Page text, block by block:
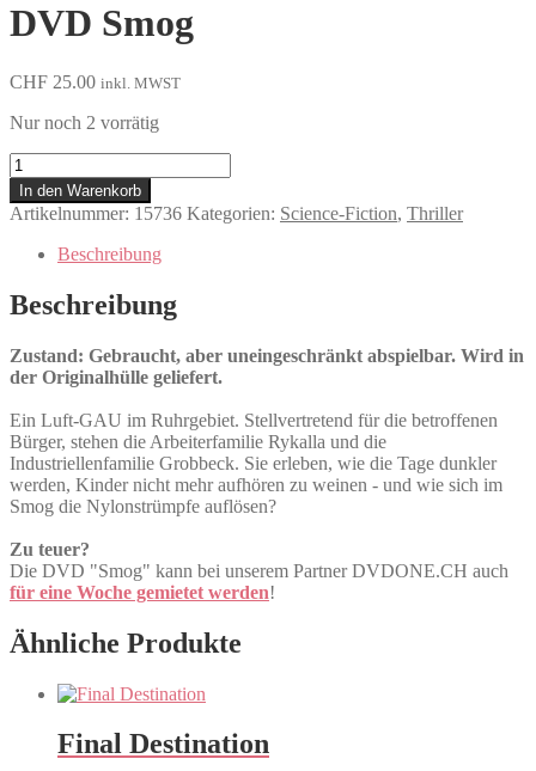
DVD Smog
CHF 25.00 inkl. MWST
Nur noch 2 vorrätig
Smog
Menge
In den Warenkorb
Artikelnummer: 15736 Kategorien: Science-Fiction, Thriller
Beschreibung
Beschreibung
Zustand: Gebraucht, aber uneingeschränkt abspielbar. Wird in
der Originalhülle geliefert.
Ein Luft-GAU im Ruhrgebiet. Stellvertretend für die betroffenen
Bürger, stehen die Arbeiterfamilie Rykalla und die
Industriellenfamilie Grobbeck. Sie erleben, wie die Tage dunkler
werden, Kinder nicht mehr aufhören zu weinen - und wie sich im
Smog die Nylonstrümpfe auflösen?
Zu teuer?
Die DVD "Smog" kann bei unserem Partner DVDONE.CH auch
für eine Woche gemietet werden!
Ähnliche Produkte
Final Destination